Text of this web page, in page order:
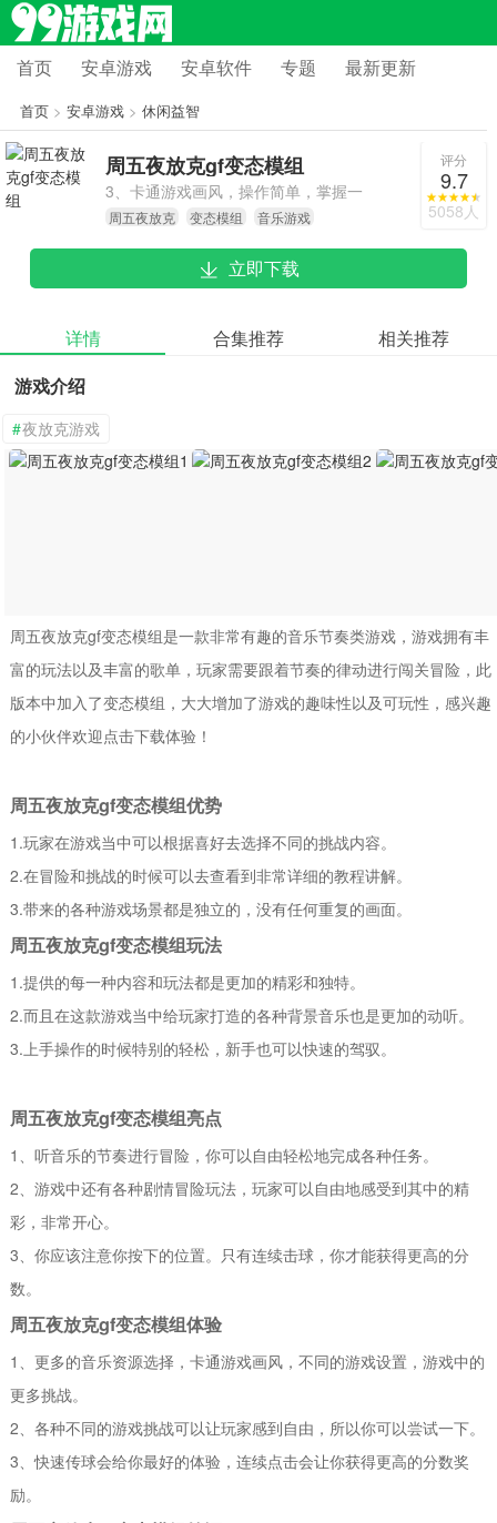
首页 安卓游戏 安卓软件 专题 最新更新
首页> 安卓游戏> 休闲益智
周五夜放克gf变态模组
3、卡通游戏画风，操作简单，掌握一
定规则，开始精彩挑战。
周五夜放克 变态模组 音乐游戏
评分
9.7
5058人
立即下载
详情 合集推荐
相关推荐
游戏介绍
#夜放克游戏
周五夜放克gf变态模组是一款非常有趣的音乐节奏类游戏，游戏拥有丰
富的玩法以及丰富的歌单，玩家需要跟着节奏的律动进行闯关冒险，此
版本中加入了变态模组，大大增加了游戏的趣味性以及可玩性，感兴趣
的小伙伴欢迎点击下载体验！
周五夜放克gf变态模组优势
1.玩家在游戏当中可以根据喜好去选择不同的挑战内容。
2.在冒险和挑战的时候可以去查看到非常详细的教程讲解。
3.带来的各种游戏场景都是独立的，没有任何重复的画面。
周五夜放克gf变态模组玩法
1.提供的每一种内容和玩法都是更加的精彩和独特。
2.而且在这款游戏当中给玩家打造的各种背景音乐也是更加的动听。
3.上手操作的时候特别的轻松，新手也可以快速的驾驭。
周五夜放克gf变态模组亮点
1、听音乐的节奏进行冒险，你可以自由轻松地完成各种任务。
2、游戏中还有各种剧情冒险玩法，玩家可以自由地感受到其中的精
彩，非常开心。
3、你应该注意你按下的位置。只有连续击球，你才能获得更高的分
数。
周五夜放克gf变态模组体验
1、更多的音乐资源选择，卡通游戏画风，不同的游戏设置，游戏中的
更多挑战。
2、各种不同的游戏挑战可以让玩家感到自由，所以你可以尝试一下。
3、快速传球会给你最好的体验，连续点击会让你获得更高的分数奖
励。